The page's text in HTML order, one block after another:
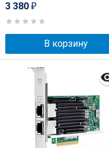
3 380 ₽
В корзину